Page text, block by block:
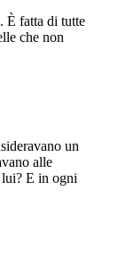
È fatta di tutte
che non
un
alle
E in ogni